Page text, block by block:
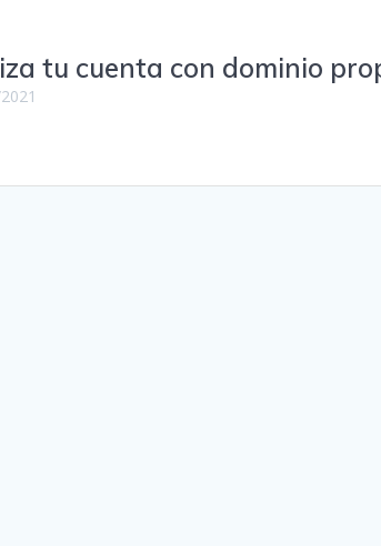
tu cuenta con dominio